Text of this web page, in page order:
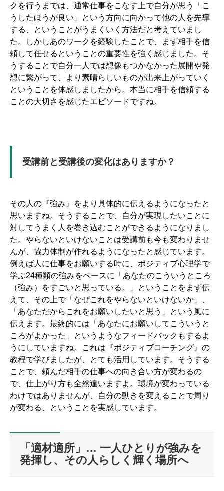
クを行うまでは、通常仕事をこなす上で自分が思う「こ
うしたほうが良い」という方向に向かって他の人を先導
する、ということがうまくいく方法だと考えていまし
た。しかしあのワークを経験したことで、まず相手を信
頼して任せるということの重要性を強く感じました。そ
うすることで自分一人では想像もつかなかった展開や発
想に繋がって、より素晴らしいものが出来上がっていく
ということを体感しましたから。本当に相手を信頼する
ことの大切さを感じたエピソードですね。
受講前と受講後の変化はありますか？
その人の『強み』をより具体的に伝えるようになったと
思いますね。そうすることで、自分が実現したいことに
対してうまく人を巻き込むことができるようになりまし
た。やらないといけないことは受講前も今も変わりませ
んが、協力体制が作れるようになったと感じています。
例えば人に仕事をお願いする時に、ポジティブ心理学で
学ぶ24種類の強みをベースに「あなたのこういうところ
（強み）をすごいと思っている。」ということをまず伝
えて、その上で「なぜこれをやらないといけないか」、
「あなただからこれをお願いしたいと思う」という風に
伝えます。最終的には「あなたにお願いしてこういうと
ころがよかった」というようなフィードバックもするよ
うにしていますね。これは『ポジティブコーチング』の
教程で学びましたが、とても活用しています。そうする
ことで、頼んだ相手の仕事への向き合い方が変わるの
で、仕上がり方も全然違いますよ。環境が変わっている
わけではありませんが、自分の動きを変えることで周り
が変わる、ということを実感しています。
「適材適所」… 一人ひとりが強みを
発揮し、その人らしく輝く場所へ